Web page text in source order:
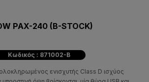
PAX-240 (B-STOCK)
Κωδικός : 871002-B
ενισχυτής Class D ισχύος